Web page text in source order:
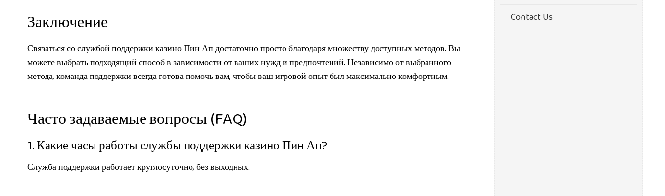
Заключение
Связаться со службой поддержки казино Пин Ап достаточно просто благодаря множеству доступных методов. Вы
можете выбрать подходящий способ в зависимости от ваших нужд и предпочтений. Независимо от выбранного
метода, команда поддержки всегда готова помочь вам, чтобы ваш игровой опыт был максимально комфортным.
Часто задаваемые вопросы (FAQ)
1. Какие часы работы службы поддержки казино Пин Ап?
Служба поддержки работает круглосуточно, без выходных.
Contact Us